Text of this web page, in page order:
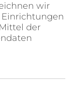
wir
Einrichtungen
der